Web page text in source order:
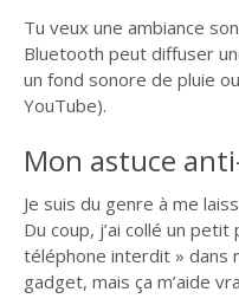
Tu veux une ambiance
Bluetooth peut diffuser
un fond sonore de pluie
YouTube).
Mon astuce
Je suis du genre à me
Du coup, j’ai collé un
téléphone interdit » dans
gadget, mais ça m’aide